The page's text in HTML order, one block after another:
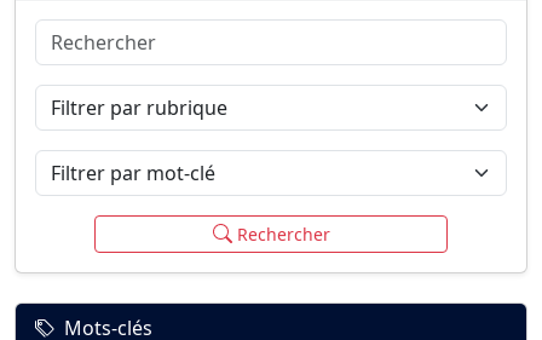
Connexion
Rechercher
Filtrer par rubrique
Filtrer par mot-clé
Rechercher
Mots-clés